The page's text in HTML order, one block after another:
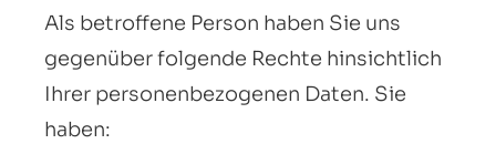
Als betroffene Person haben Sie uns
gegenüber folgende Rechte hinsichtlich
Ihrer personenbezogenen Daten. Sie
haben: